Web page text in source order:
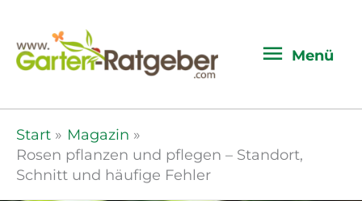
Menü
Start
Magazin
Rosen pflanzen und pflegen – Standort,
Schnitt und häufige Fehler